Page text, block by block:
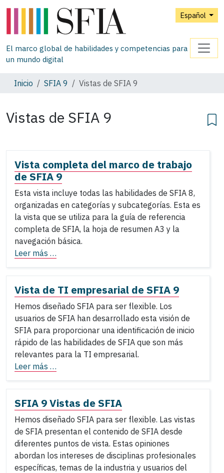
Español
El marco global de habilidades y competencias para
un mundo digital
Inicio SFIA 9 Vistas de SFIA 9
Vistas de SFIA 9
Vista completa del marco de trabajo
de SFIA 9
Esta vista incluye todas las habilidades de SFIA 8,
organizadas en categorías y subcategorías. Esta es
la vista que se utiliza para la guía de referencia
completa de SFIA, la hoja de resumen A3 y la
navegación básica.
Leer más …
Vista de TI empresarial de SFIA 9
Hemos diseñado SFIA para ser flexible. Los
usuarios de SFIA han desarrollado esta visión de
SFIA para proporcionar una identificación de inicio
rápido de las habilidades de SFIA que son más
relevantes para la TI empresarial.
Leer más …
SFIA 9 Vistas de SFIA
Hemos diseñado SFIA para ser flexible. Las vistas
de SFIA presentan el contenido de SFIA desde
diferentes puntos de vista. Estas opiniones
abordan los intereses de disciplinas profesionales
específicas, temas de la industria y usuarios del